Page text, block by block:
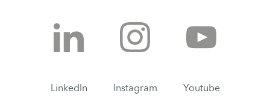
LinkedIn Instagram Youtube